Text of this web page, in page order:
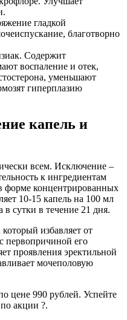
гладкой
благотворно
Содержит
воспаление и отек,
уменьшают
гиперплазию
капель и
всем. Исключение –
к ингредиентам
форме концентрированных
10-15 капель на 100 мл
сутки в течение 21 дня.
избавляет от
первопричиной его
проявления эректильной
мочеполовую
цене 990 рублей. Успейте
акции ?.